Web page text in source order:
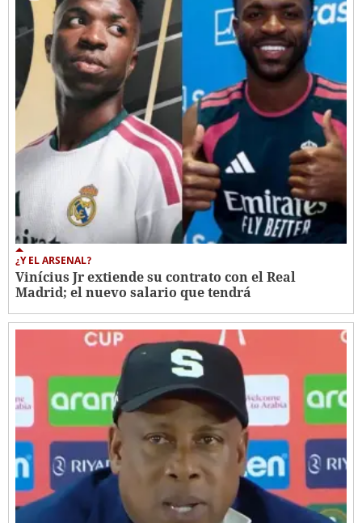
¿Y EL ARSENAL?
Vinícius Jr extiende su contrato con el Real
Madrid; el nuevo salario que tendrá